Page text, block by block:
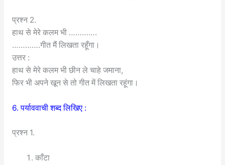
प्रश्न 2.
हाथ से मेरे कलम भी ………….
………….गीत मैं लिखता रहूँगा।
उत्तर :
हाथ से मेरे कलम भी छीन ले चाहे जमाना,
फिर भी अपने खून से तो गीत में लिखता रहूंगा।
6. पर्याववाची शब्द लिखिए :
प्रश्न 1.
काँटा